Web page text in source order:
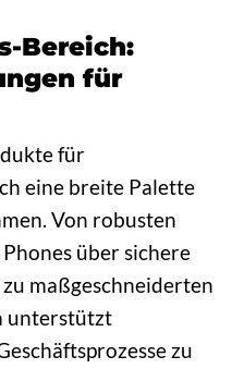
Bereich:
für
für
eine breite Palette
Von robusten
über sichere
maßgeschneiderten
unterstützt
zu